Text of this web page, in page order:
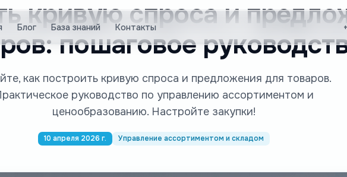
Блог База знаний Контакты
кривую спроса и
пошаговое
как построить кривую спроса и предложения для товаров.
руководство по управлению ассортиментом и
ценообразованию. Настройте закупки!
10 апреля 2026 г. Управление ассортиментом и складом